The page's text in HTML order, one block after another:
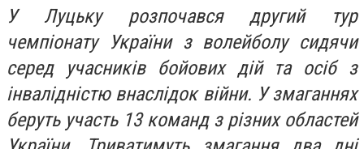
У Луцьку розпочався другий тур
чемпіонату України з волейболу сидячи
серед учасників бойових дій та осіб з
інвалідністю внаслідок війни. У змаганнях
беруть участь 13 команд з різних областей